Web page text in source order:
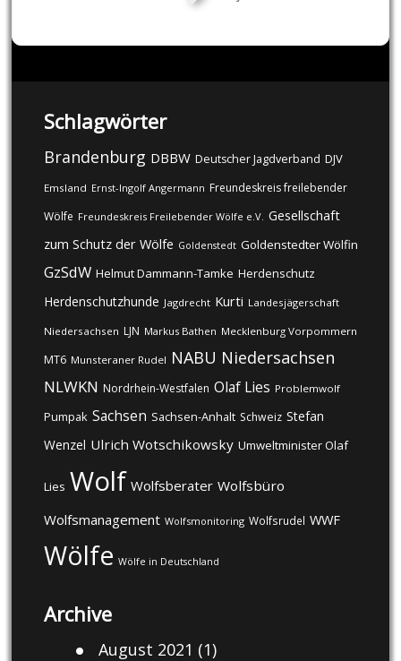
Schlagwörter
Brandenburg DBBW Deutscher Jagdverband DJV
Emsland Ernst-Ingolf Angermann Freundeskreis freilebender
Wölfe Freundeskreis Freilebender Wölfe e.V. Gesellschaft
zum Schutz der Wölfe Goldenstedt Goldenstedter Wölfin
GzSdW Helmut Dammann-Tamke Herdenschutz
Herdenschutzhunde Jagdrecht Kurti Landesjägerschaft
Niedersachsen LJN Markus Bathen Mecklenburg Vorpommern
MT6 Munsteraner Rudel NABU Niedersachsen
NLWKN Nordrhein-Westfalen Olaf Lies Problemwolf
Pumpak Sachsen Sachsen-Anhalt Schweiz Stefan
Wenzel Ulrich Wotschikowsky Umweltminister Olaf
Lies Wolf Wolfsberater Wolfsbüro
Wolfsmanagement Wolfsmonitoring Wolfsrudel WWF
Wölfe Wölfe in Deutschland
Archive
August 2021 (1)